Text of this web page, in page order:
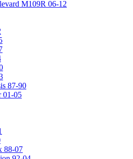
M109R 06-12
87-90
01-05
88-07